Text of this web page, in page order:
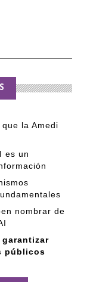
la Amedi
es un
nombrar de
garantizar
públicos